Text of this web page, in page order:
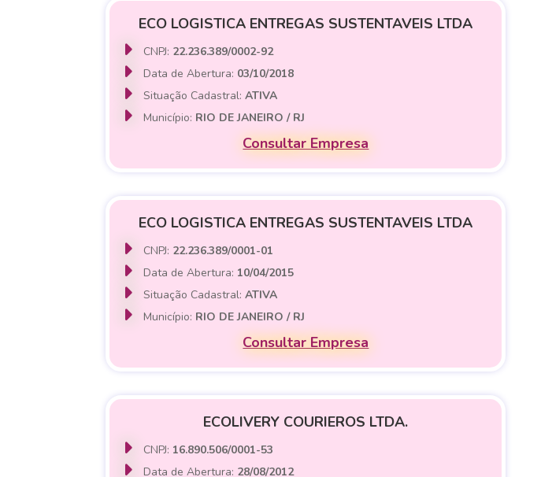
ECO LOGISTICA ENTREGAS SUSTENTAVEIS LTDA
CNPJ: 22.236.389/0002-92
Data de Abertura: 03/10/2018
Situação Cadastral:ATIVA
Município: RIO DE JANEIRO / RJ
Consultar Empresa
ECO LOGISTICA ENTREGAS SUSTENTAVEIS LTDA
CNPJ: 22.236.389/0001-01
Data de Abertura: 10/04/2015
Situação Cadastral:ATIVA
Município: RIO DE JANEIRO / RJ
Consultar Empresa
ECOLIVERY COURIEROS LTDA.
CNPJ: 16.890.506/0001-53
Data de Abertura: 28/08/2012